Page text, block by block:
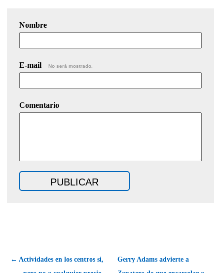
Nombre
E-mail No será mostrado.
Comentario
← Actividades en los centros si,
Gerry Adams advierte a